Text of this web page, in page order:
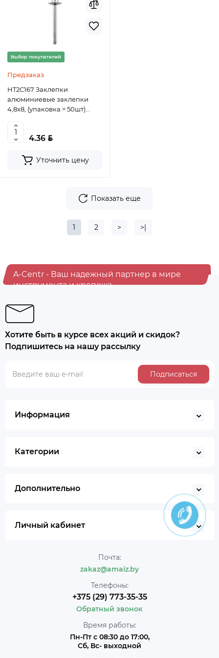
Выбор покупателей
Предзаказ
HT2C167 Заклепки
алюминиевые заклепки
4,8x8, (упаковка = 50шт)
(CN)
4.36 BYN
Уточнить цену
Показать еще
1 2 > >|
A-Centr - Ваш надежный партнер в мире
инструмента и крепежа
Хотите быть в курсе всех акций и скидок?
Подпишитесь на нашу рассылку
Подписаться
Информация
Категории
Дополнительно
Личный кабинет
Почта:
zakaz@amaiz.by
Телефоны:
+375 (29) 773-35-35
Обратный звонок
Время работы:
Пн-Пт с 08:30 до 17:00,
Сб, Вс- выходной